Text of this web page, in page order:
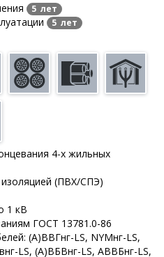
5 лет
5 лет
4-х жильных
(ПВХ/СПЭ)
1 кВ
ГОСТ 13781.0-86
(А)ВВГнг-LS, NYMнг-LS,
LS, (А)ВБВнг-LS, АВВБнг-LS,